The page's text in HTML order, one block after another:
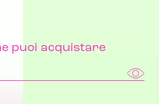
puoi acquistare